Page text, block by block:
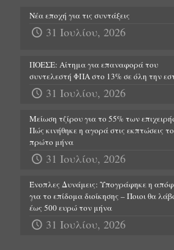
Νέα εποχή για τις συντάξεις
31 Ιουλίου, 2026
ΠΟΕΣΕ: Αίτημα για επαναφορά του
συντελεστή ΦΠΑ στο 13% σε όλη την
31 Ιουλίου, 2026
Μείωση τζίρου για το 55% των
Πώς κινήθηκε η αγορά στις εκπτώσεις
πρώτο μήνα
31 Ιουλίου, 2026
Ένοπλες Δυνάμεις: Υπογράφηκε η
για το επίδομα διοίκησης – Ποιοι θα
έως 500 ευρώ τον μήνα
31 Ιουλίου, 2026